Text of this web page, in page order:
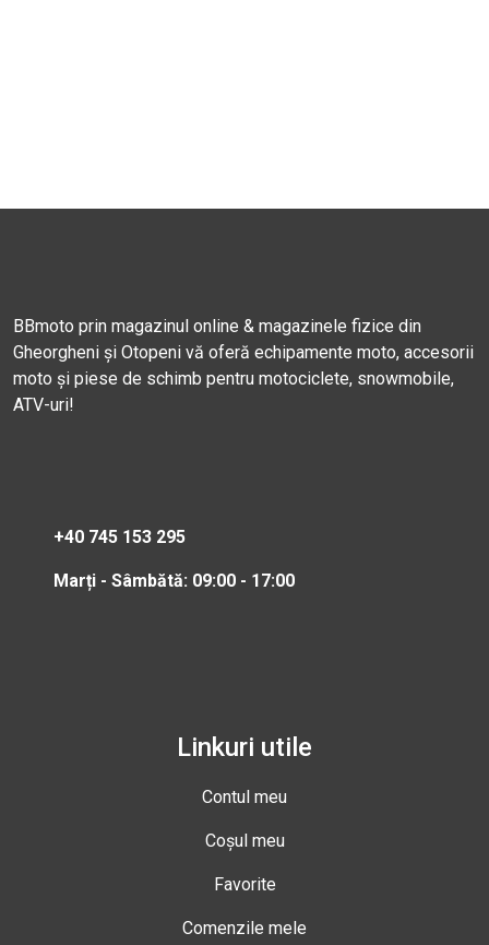
BBmoto prin magazinul online & magazinele fizice din
Gheorgheni și Otopeni vă oferă echipamente moto, accesorii
moto și piese de schimb pentru motociclete, snowmobile,
ATV-uri!
+40 745 153 295
Marți - Sâmbătă: 09:00 - 17:00
Linkuri utile
Contul meu
Coșul meu
Favorite
Comenzile mele